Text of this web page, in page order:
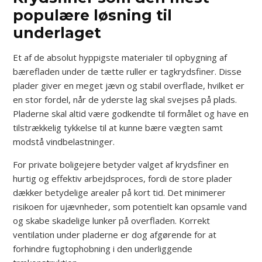
populære løsning til
underlaget
Et af de absolut hyppigste materialer til opbygning af
bærefladen under de tætte ruller er tagkrydsfiner. Disse
plader giver en meget jævn og stabil overflade, hvilket er
en stor fordel, når de yderste lag skal svejses på plads.
Pladerne skal altid være godkendte til formålet og have en
tilstrækkelig tykkelse til at kunne bære vægten samt
modstå vindbelastninger.
For private boligejere betyder valget af krydsfiner en
hurtig og effektiv arbejdsproces, fordi de store plader
dækker betydelige arealer på kort tid. Det minimerer
risikoen for ujævnheder, som potentielt kan opsamle vand
og skabe skadelige lunker på overfladen. Korrekt
ventilation under pladerne er dog afgørende for at
forhindre fugtophobning i den underliggende